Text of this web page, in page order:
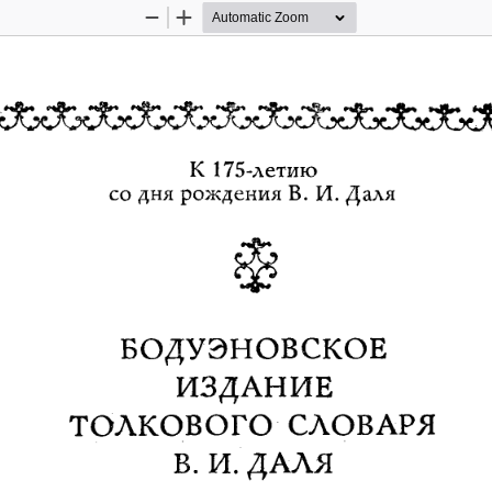
Zoom
Zoom
.♦«а»» <*В*' »«8*» »*8»* к В т» <ч®** p ju >Ач  »ли*
К 175-летию
со дня рождения В. И. Даля
БОДУЭНОВСКОЕ
ИЗДАНИЕ
ТОЛКОВОГО  СЛОВАРЯ
В. И. ДАЛЯ